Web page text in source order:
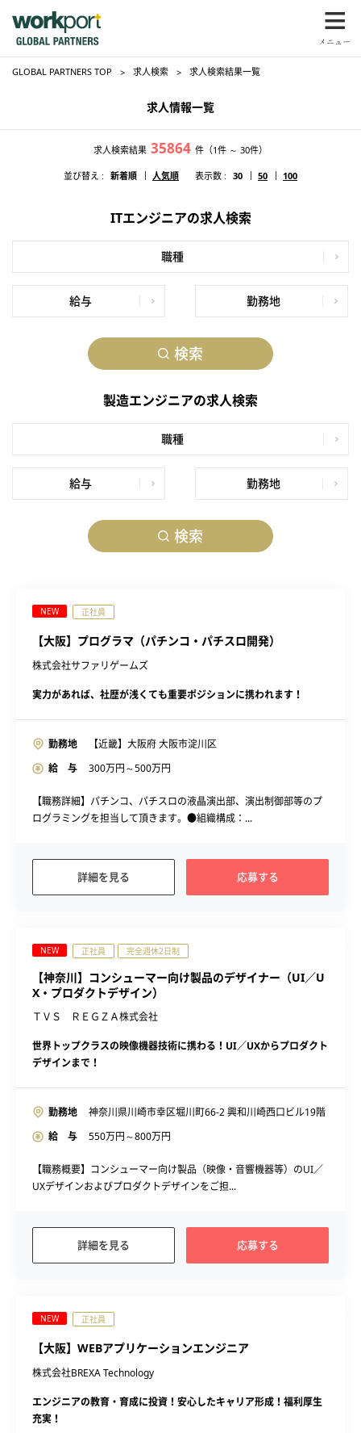
GLOBAL PARTNERS TOP 求人検索 求人検索結果一覧
求人情報一覧
求人検索結果 35864 件 （1件 ～ 30件）
並び替え : 新着順 人気順 表示数 : 30 50 100
ITエンジニアの求人検索
職種
給与 勤務地
検索
製造エンジニアの求人検索
職種
給与 勤務地
検索
NEW 正社員
【大阪】プログラマ（パチンコ・パチスロ開発）
株式会社サファリゲームズ
実力があれば、社歴が浅くても重要ポジションに携われます！
勤務地
【近畿】大阪府 大阪市淀川区
給 与
300万円～500万円
【職務詳細】パチンコ、パチスロの液晶演出部、演出制御部等のプ
ログラミングを担当して頂きます。●組織構成：...
詳細を見る 応募する
NEW 正社員 完全週休2日制
【神奈川】コンシューマー向け製品のデザイナー（UI／U
X・プロダクトデザイン）
ＴＶＳ ＲＥＧＺＡ株式会社
世界トップクラスの映像機器技術に携わる！UI／UXからプロダクト
デザインまで！
勤務地
神奈川県川崎市幸区堀川町66-2 興和川崎西口ビル19階
給 与
550万円～800万円
【職務概要】コンシューマー向け製品（映像・音響機器等）のUI／
UXデザインおよびプロダクトデザインをご担...
詳細を見る 応募する
NEW 正社員
【大阪】WEBアプリケーションエンジニア
株式会社BREXA Technology
エンジニアの教育・育成に投資！安心したキャリア形成！福利厚生
充実！